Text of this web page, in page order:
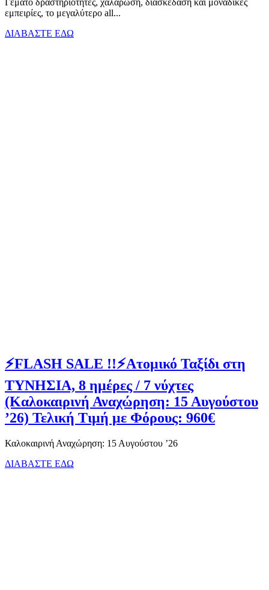
εμπειρίες, το μεγαλύτερο all...
ΔΙΑΒΑΣΤΕ ΕΔΩ
⚡FLASH SALE !!⚡Ατομικό Ταξίδι στη
ΤΥΝΗΣΙΑ, 8 ημέρες / 7 νύχτες
(Καλοκαιρινή Αναχώρηση: 15 Αυγούστου
’26) Τελική Τιμή με Φόρους: 960€
Καλοκαιρινή Αναχώρηση: 15 Αυγούστου ’26
ΔΙΑΒΑΣΤΕ ΕΔΩ